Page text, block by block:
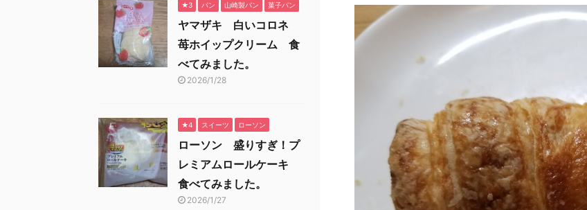
★3 パン 山崎製パン 菓子パン
ヤマザキ 白いコロネ
苺ホイップクリーム 食
べてみました。
2026/1/28
★4 スイーツ ローソン
ローソン 盛りすぎ！プ
レミアムロールケーキ
食べてみました。
2026/1/27